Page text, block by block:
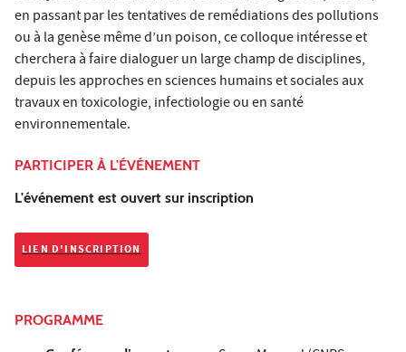
en passant par les tentatives de remédiations des pollutions
ou à la genèse même d’un poison, ce colloque intéresse et
cherchera à faire dialoguer un large champ de disciplines,
depuis les approches en sciences humains et sociales aux
travaux en toxicologie, infectiologie ou en santé
environnementale.
PARTICIPER À L'ÉVÉNEMENT
L'événement est ouvert sur inscription
LIEN D'INSCRIPTION
PROGRAMME